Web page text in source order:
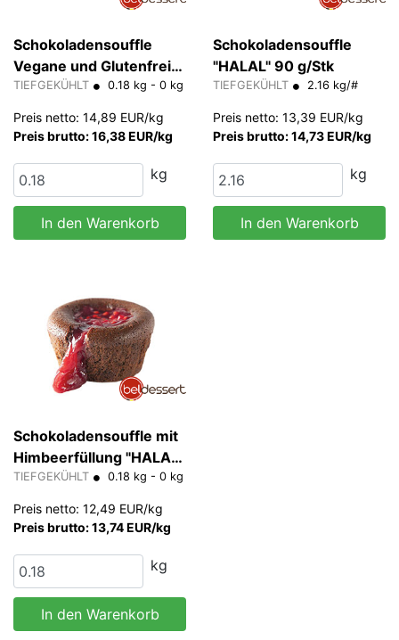
Schokoladensouffle
Vegane und Glutenfreie
"HALAL" 90 g/Stk
TIEFGEKÜHLT 0.18 kg - 0 kg
Preis netto: 14,89 EUR/kg
Preis brutto: 16,38 EUR/kg
kg
In den Warenkorb
Schokoladensouffle
"HALAL" 90 g/Stk
TIEFGEKÜHLT 2.16 kg/#
Preis netto: 13,39 EUR/kg
Preis brutto: 14,73 EUR/kg
kg
In den Warenkorb
Schokoladensouffle mit
Himbeerfüllung "HALAL"
90 g/Stk
TIEFGEKÜHLT 0.18 kg - 0 kg
Preis netto: 12,49 EUR/kg
Preis brutto: 13,74 EUR/kg
kg
In den Warenkorb